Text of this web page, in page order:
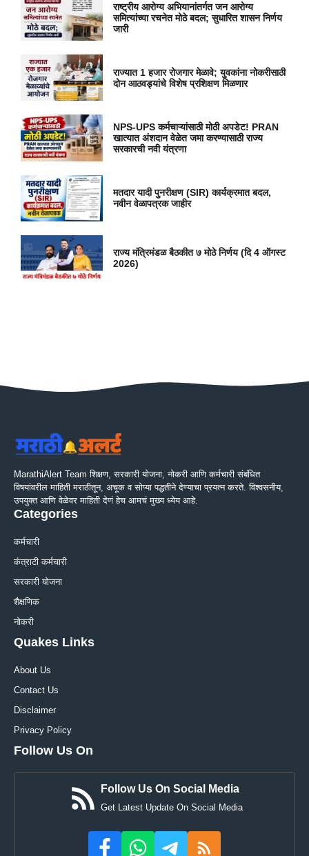
राष्ट्रीय आरोग्य अभियानांतर्गत जन आरोग्य
समित्यांच्या रचनेत मोठे बदल; सुधारित शासन निर्णय
जारी
राज्यात 1 हजार रोजगार मेळावे; युवकांना नोकरीसाठी
दोन आठवड्यांचे विशेष प्रशिक्षण मिळणार
NPS-UPS कर्मचाऱ्यांसाठी मोठी अपडेट! PRAN
खात्यात अंशदान वेळेत जमा करण्यासाठी राज्य
सरकारची नवी यंत्रणा
मतदार यादी पुनरीक्षण (SIR) कार्यक्रमात बदल,
नवीन वेळापत्रक जाहीर
राज्य मंत्रिमंडळ बैठकीत ७ मोठे निर्णय (दि 4 ऑगस्ट
2026)
MarathiAlert Team शिक्षण, सरकारी योजना, नोकरी आणि कर्मचारी संबंधित
विषयांवरील माहिती मराठीतून, अचूक व सोप्या पद्धतीने देण्याचा प्रयत्न करते. विश्वसनीय,
उपयुक्त आणि वेळेवर माहिती देणं हेच आमचं मुख्य ध्येय आहे.
Categories
कर्मचारी
कंत्राटी कर्मचारी
सरकारी योजना
शैक्षणिक
नोकरी
Quakes Links
About Us
Contact Us
Disclaimer
Privacy Policy
Follow Us On
Follow Us On Social Media
Get Latest Update On Social Media